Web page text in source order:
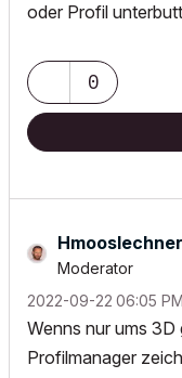
oder Profil
0
Hmooslechner
Moderator
‎2022-09-22 06:05 PM
Wenns nur ums 3D
Profilmanager